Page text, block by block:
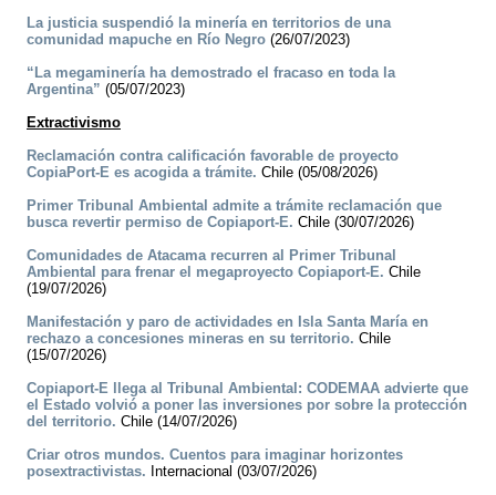
La justicia suspendió la minería en territorios de una
comunidad mapuche en Río Negro (26/07/2023)
“La megaminería ha demostrado el fracaso en toda la
Argentina” (05/07/2023)
Extractivismo
Reclamación contra calificación favorable de proyecto
CopiaPort-E es acogida a trámite. Chile (05/08/2026)
Primer Tribunal Ambiental admite a trámite reclamación que
busca revertir permiso de Copiaport-E. Chile (30/07/2026)
Comunidades de Atacama recurren al Primer Tribunal
Ambiental para frenar el megaproyecto Copiaport-E. Chile
(19/07/2026)
Manifestación y paro de actividades en Isla Santa María en
rechazo a concesiones mineras en su territorio. Chile
(15/07/2026)
Copiaport-E llega al Tribunal Ambiental: CODEMAA advierte que
el Estado volvió a poner las inversiones por sobre la protección
del territorio. Chile (14/07/2026)
Criar otros mundos. Cuentos para imaginar horizontes
posextractivistas. Internacional (03/07/2026)